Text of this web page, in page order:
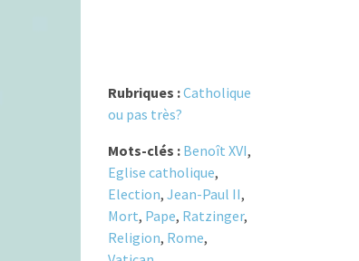
Rubriques :Catholique
ou pas très?
Mots-clés : Benoît XVI,
Eglise catholique,
Election, Jean-Paul II,
Mort, Pape, Ratzinger,
Religion, Rome,